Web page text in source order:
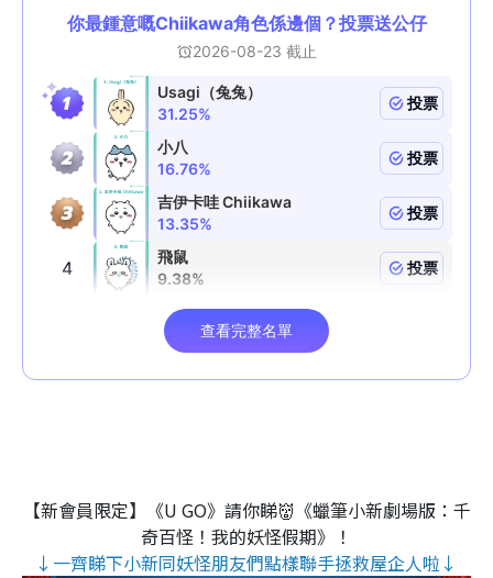
【新會員限定】《U GO》請你睇👹《蠟筆小新劇場版：千
奇百怪！我的妖怪假期》！
↓一齊睇下小新同妖怪朋友們點樣聯手拯救屋企人啦↓